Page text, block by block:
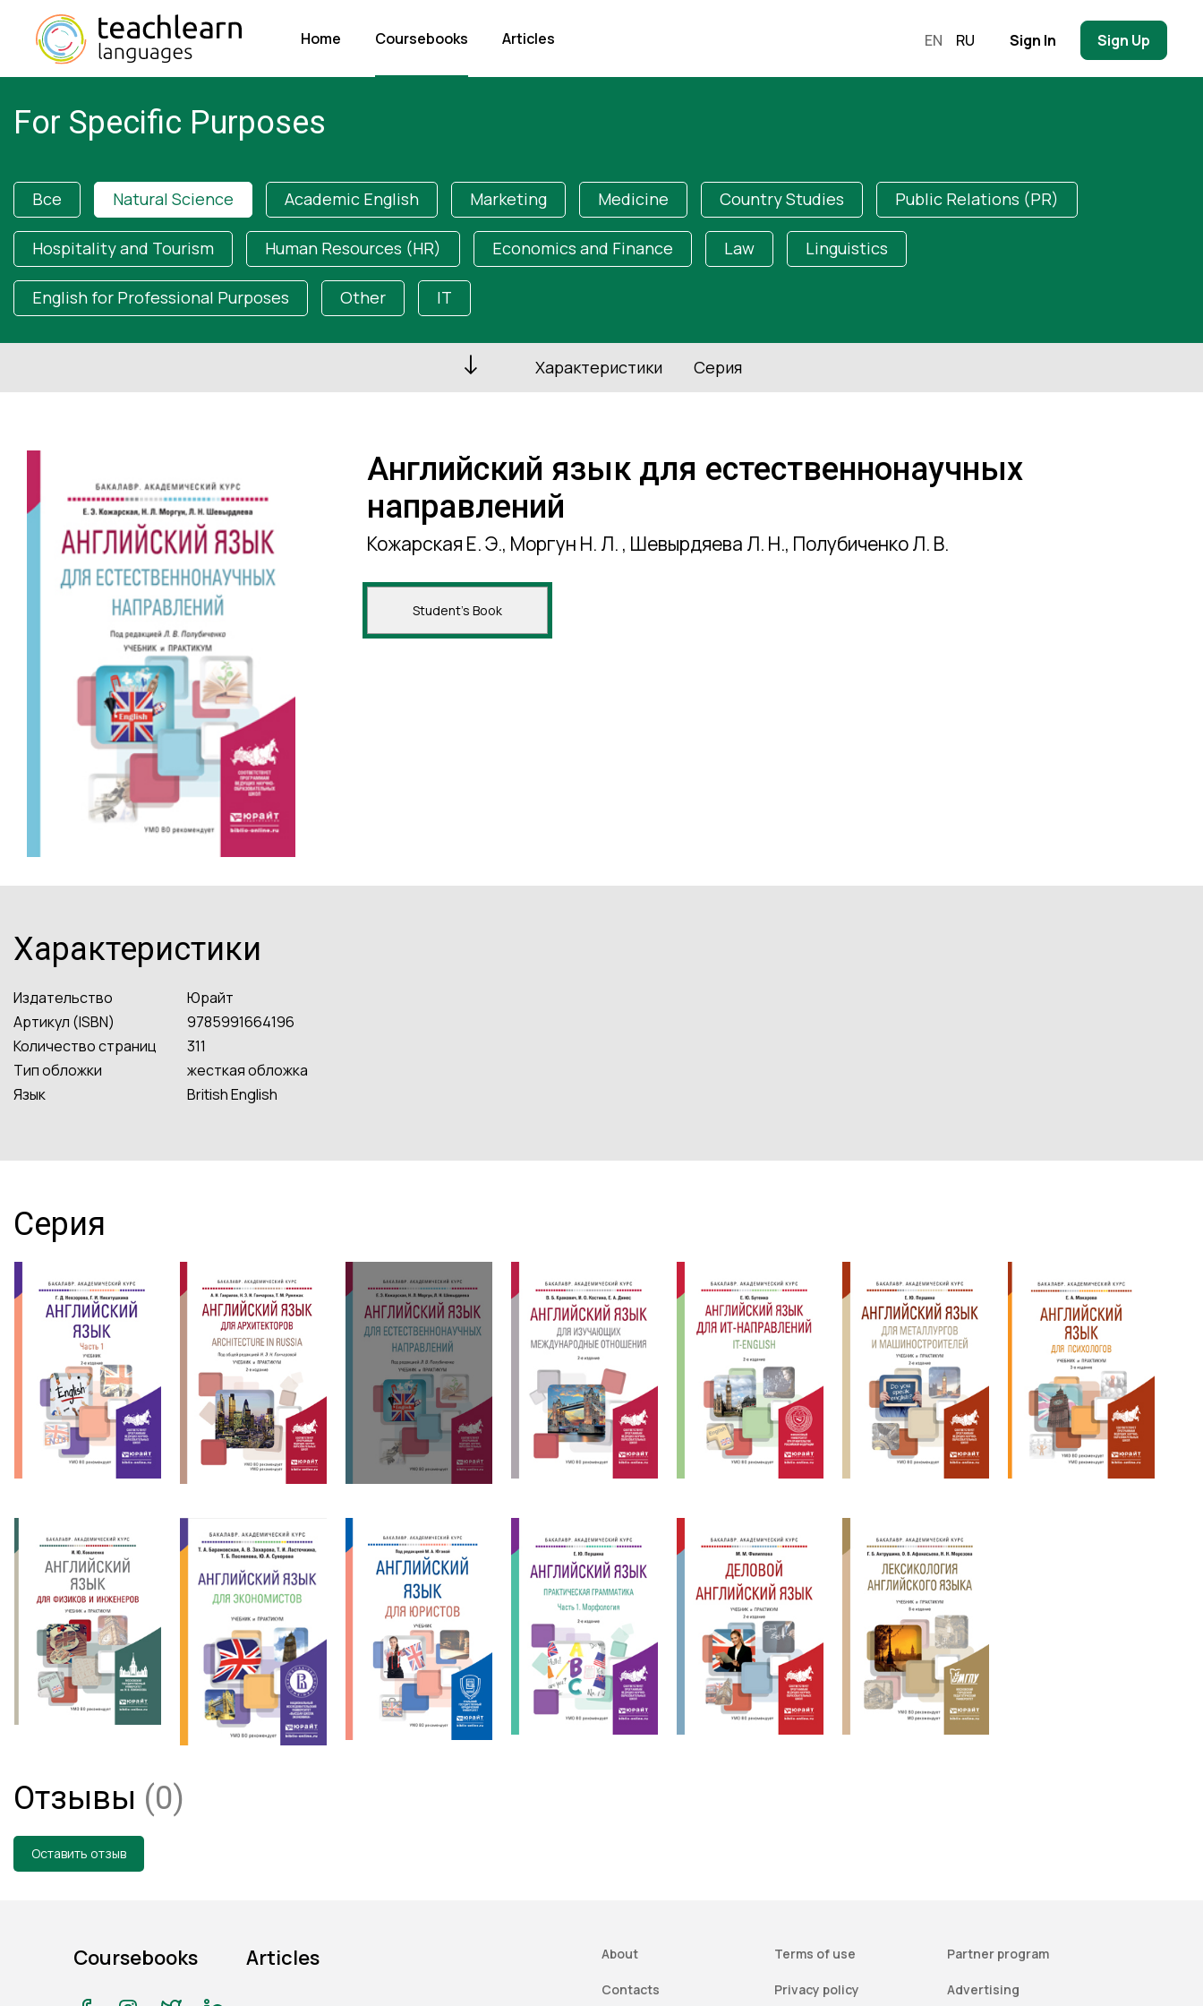
Home Coursebooks Articles EN RU Sign In Sign Up
For Specific Purposes
Все Natural Science Academic English Marketing Medicine Country Studies Public Relations (PR)
Hospitality and Tourism Human Resources (HR) Economics and Finance Law Linguistics
English for Professional Purposes Other IT
Характеристики Серия
Английский язык для естественнонаучных
направлений
Кожарская Е. Э., Моргун Н. Л. , Шевырдяева Л. Н., Полубиченко Л. В.
Student's Book
Характеристики
Издательство
Юрайт
Артикул (ISBN)
9785991664196
Количество страниц
311
Тип обложки
жесткая обложка
Язык
British English
Серия
Отзывы (0)
Оставить отзыв
Coursebooks Articles About Terms of use Partner program
Contacts Privacy policy Advertising